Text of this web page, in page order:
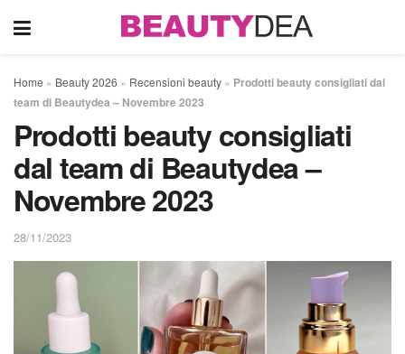
Home » Beauty 2026 » Recensioni beauty » Prodotti beauty consigliati dal
team di Beautydea – Novembre 2023
Prodotti beauty consigliati
dal team di Beautydea –
Novembre 2023
28/11/2023